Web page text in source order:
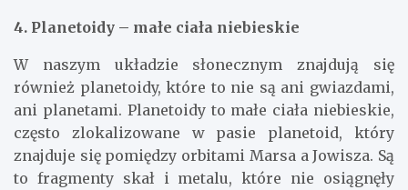
4. Planetoidy – małe ciała niebieskie
W naszym układzie słonecznym znajdują się
również planetoidy, które to nie są ani gwiazdami,
ani planetami. Planetoidy to małe ciała niebieskie,
często zlokalizowane w pasie planetoid, który
znajduje się pomiędzy orbitami Marsa a Jowisza. Są
to fragmenty skał i metalu, które nie osiągnęły